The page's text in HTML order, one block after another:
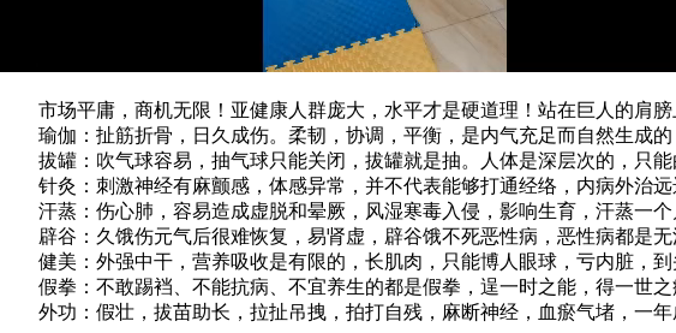
市场平庸，商机无限！亚健康人群庞大，水平才是硬道理！站在巨人的肩膀
瑜伽：扯筋折骨，日久成伤。柔韧，协调，平衡，是内气充足而自然生成的
拔罐：吹气球容易，抽气球只能关闭，拔罐就是抽。人体是深层次的，只能
针灸：刺激神经有麻颤感，体感异常，并不代表能够打通经络，内病外治远
汗蒸：伤心肺，容易造成虚脱和晕厥，风湿寒毒入侵，影响生育，汗蒸一个
辟谷：久饿伤元气后很难恢复，易肾虚，辟谷饿不死恶性病，恶性病都是无
健美：外强中干，营养吸收是有限的，长肌肉，只能博人眼球，亏内脏，到
假拳：不敢踢裆、不能抗病、不宜养生的都是假拳，逞一时之能，得一世之
外功：假壮，拔苗助长，拉扯吊拽，拍打自残，麻断神经，血瘀气堵，一年